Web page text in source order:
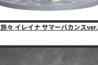
々 イレイナ サマーバカンスver.